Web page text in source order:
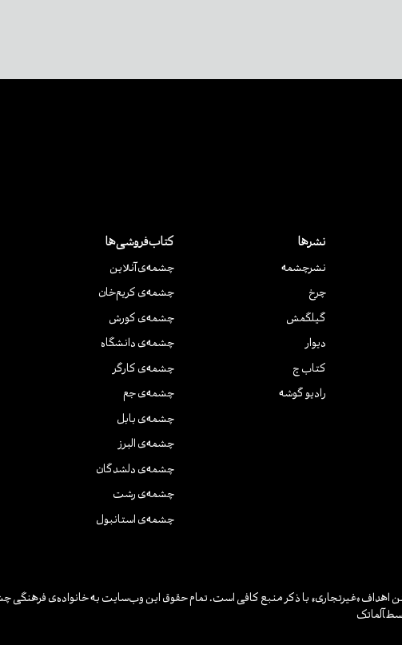
نشرها
نشر‌چشمه
چرخ
گیلگمش
دیوار
کتاب چ
رادیو گوشه
کتاب‌فروشی‌ها
چشمه‌ی آنلاین
چشمه‌ی کریم‌خان
چشمه‌ی کورش
چشمه‌ی دانشگاه
چشمه‌ی کارگر
چشمه‌ی جم
چشمه‌ی بابل
چشمه‌ی البرز
چشمه‌ی دلشدگان
چشمه‌ی رشت
چشمه‌ی استانبول
اهداف «غیرتجاری» با ذکر منبع کافی است. تمام حقوق این وب‌سایت به خانواده‌ی فرهنگی
آلماتک